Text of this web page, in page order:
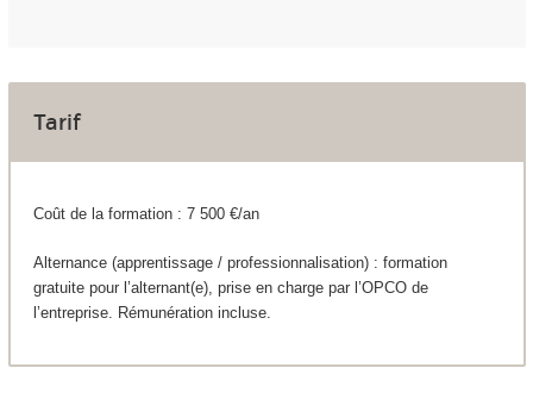
Tarif
Coût de la formation : 7 500 €/an
Alternance (apprentissage / professionnalisation) : formation
gratuite pour l’alternant(e), prise en charge par l’OPCO de
l’entreprise. Rémunération incluse.